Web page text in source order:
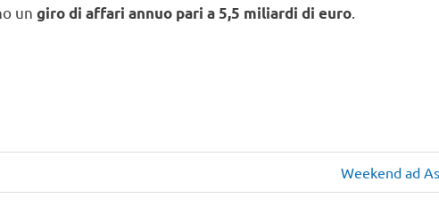
un giro di affari annuo pari a 5,5 miliardi di euro
Articolo
successivo:
Weekend ad